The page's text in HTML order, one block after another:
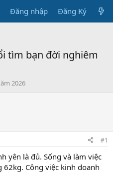
Đăng nhập Đăng Ký
tìm bạn đời nghiêm
2026
#1
yên là đủ. Sống và làm việc
62kg. Công việc kinh doanh